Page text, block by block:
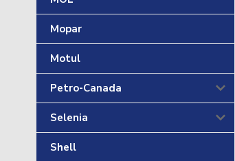
Mopar
Motul
Petro-Canada
Selenia
Shell